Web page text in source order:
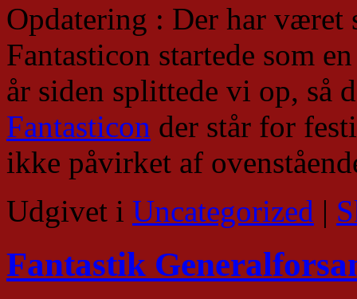
Opdatering : Der har
Fantasticon startede som
år siden splittede vi op, så
Fantasticon der står for
ikke påvirket af
Udgivet i Uncategorized |
Fantastik